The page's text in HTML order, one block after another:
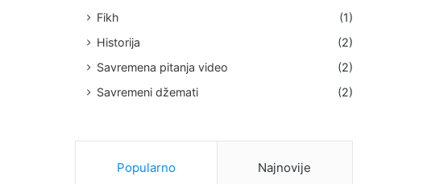
Fikh
(1)
Historija
(2)
Savremena pitanja video
(2)
Savremeni džemati
(2)
Popularno Najnovije